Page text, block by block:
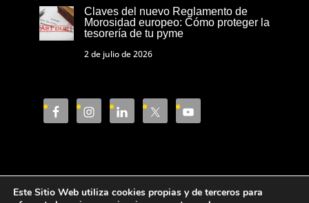
Claves del nuevo Reglamento de
Morosidad europeo: Cómo proteger la
tesorería de tu pyme
2 de julio de 2026
Este Sitio Web utiliza cookies propias y de terceros para